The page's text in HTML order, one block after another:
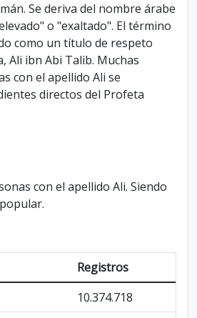
Se deriva del nombre árabe
o "exaltado". El término
como un título de respeto
Ali ibn Abi Talib. Muchas
con el apellido Ali se
directos del Profeta
con el apellido Ali. Siendo
Registros
10.374.718